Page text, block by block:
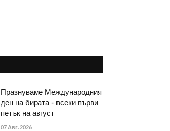
Празнуваме Международния
ден на бирата - всеки първи
петък на август
07 Авг. 2026